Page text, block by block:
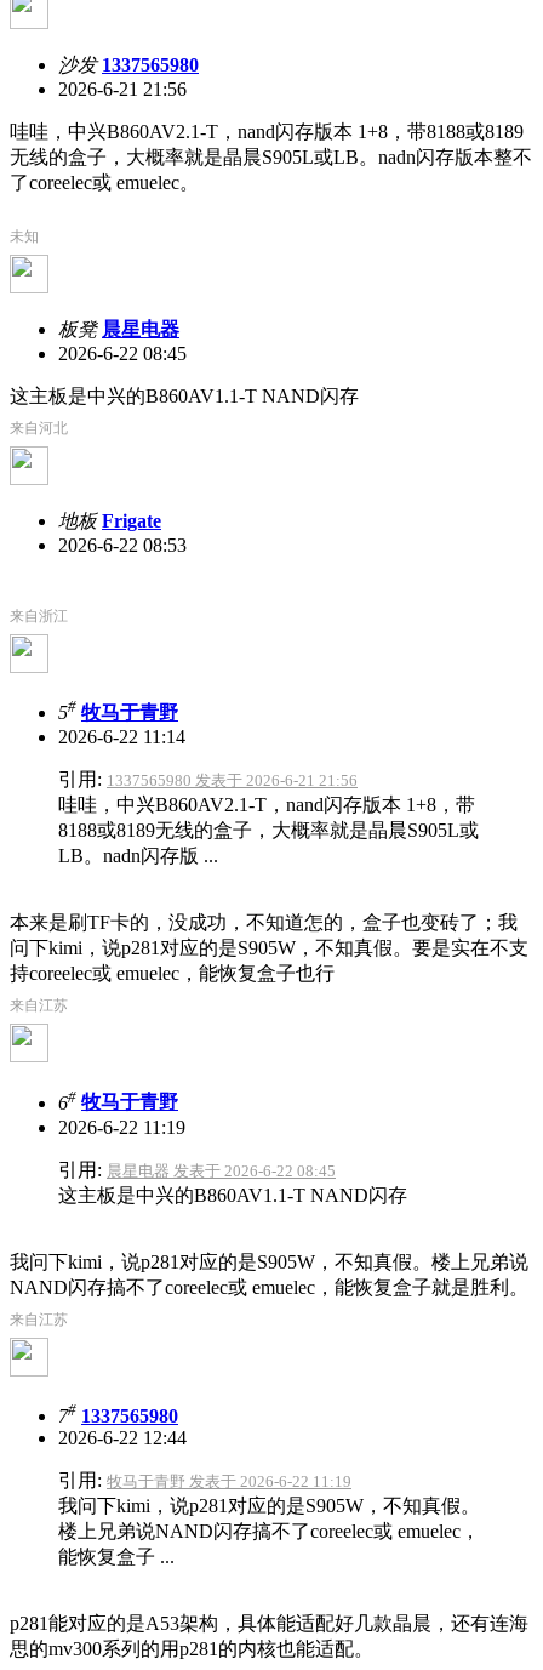
沙发 1337565980
2026-6-21 21:56
哇哇，中兴B860AV2.1-T，nand闪存版本 1+8，带8188或8189
无线的盒子，大概率就是晶晨S905L或LB。nadn闪存版本整不
了coreelec或 emuelec。
未知
板凳 晨星电器
2026-6-22 08:45
这主板是中兴的B860AV1.1-T NAND闪存
来自河北
地板 Frigate
2026-6-22 08:53
来自浙江
5# 牧马于青野
2026-6-22 11:14
引用: 1337565980 发表于 2026-6-21 21:56
哇哇，中兴B860AV2.1-T，nand闪存版本 1+8，带
8188或8189无线的盒子，大概率就是晶晨S905L或
LB。nadn闪存版 ...
本来是刷TF卡的，没成功，不知道怎的，盒子也变砖了；我
问下kimi，说p281对应的是S905W，不知真假。要是实在不支
持coreelec或 emuelec，能恢复盒子也行
来自江苏
6# 牧马于青野
2026-6-22 11:19
引用: 晨星电器 发表于 2026-6-22 08:45
这主板是中兴的B860AV1.1-T NAND闪存
我问下kimi，说p281对应的是S905W，不知真假。楼上兄弟说
NAND闪存搞不了coreelec或 emuelec，能恢复盒子就是胜利。
来自江苏
7# 1337565980
2026-6-22 12:44
引用: 牧马于青野 发表于 2026-6-22 11:19
我问下kimi，说p281对应的是S905W，不知真假。
楼上兄弟说NAND闪存搞不了coreelec或 emuelec，
能恢复盒子 ...
p281能对应的是A53架构，具体能适配好几款晶晨，还有连海
思的mv300系列的用p281的内核也能适配。